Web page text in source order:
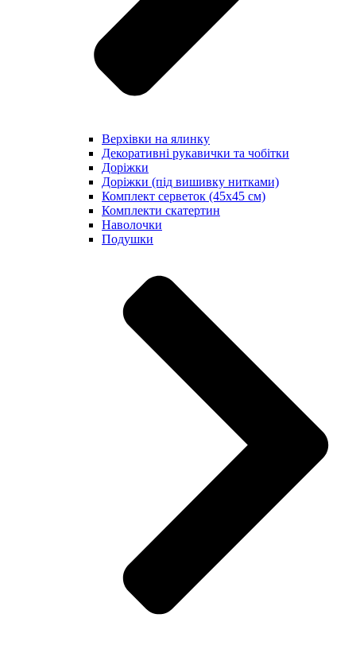
Верхівки на ялинку
Декоративні рукавички та чобітки
Доріжки
Доріжки (під вишивку нитками)
Комплект серветок (45х45 см)
Комплекти скатертин
Наволочки
Подушки